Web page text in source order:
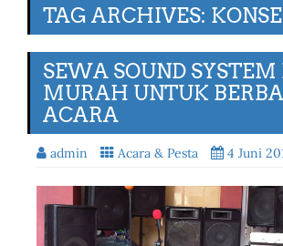
TAG ARCHIVES:
SEWA SOUND
MURAH UNTUK
ACARA
admin Acara & Pesta 4 Juni